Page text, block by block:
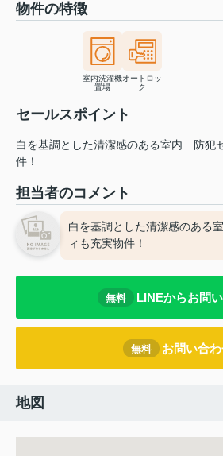
物件の特徴
室内洗濯機
置場
オートロッ
ク
セールスポイント
白を基調とした清潔感のある室内 防犯
件！
担当者のコメント
白を基調とした清潔感のある
ィも充実物件！
無料 LINEからお問
無料 お問い合
地図